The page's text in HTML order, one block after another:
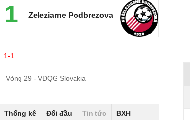
Zeleziarne Podbrezova
1-1
Vòng 29 - VĐQG Slovakia
Thống kê Đối đầu Tin tức BXH